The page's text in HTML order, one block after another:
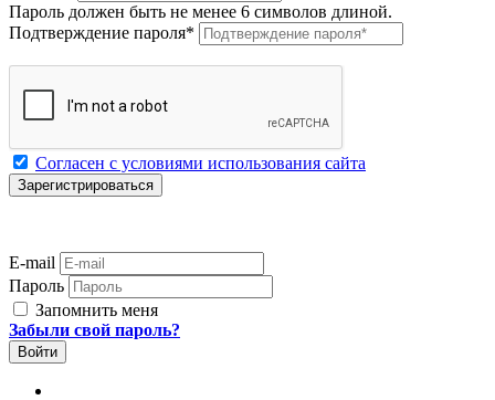
Пароль должен быть не менее 6 символов длиной.
Подтверждение пароля*
Согласен с условиями использования сайта
E-mail
Пароль
Запомнить меня
Забыли свой пароль?